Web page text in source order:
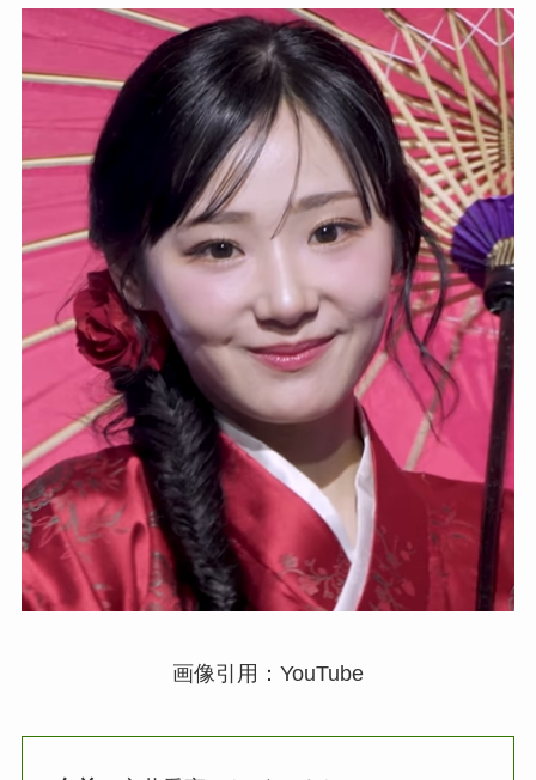
画像引用：YouTube